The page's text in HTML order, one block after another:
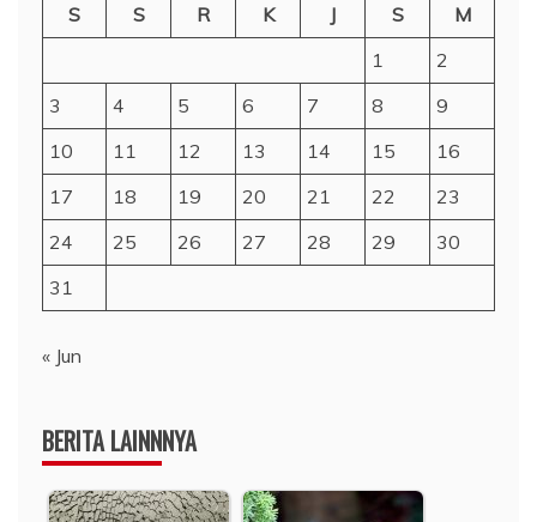
S
S R K J S
M
1
2
3
4 5 6 7 8
9
10
11 12 13 14 15
16
17
18 19 20 21 22
23
24
25 26 27 28 29
30
31
« Jun
BERITA LAINNNYA